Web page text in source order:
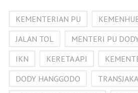
KEMENTERIAN PU
JALAN TOL
MENTERI PU
IKN
KERETA API
DODY HANGGODO